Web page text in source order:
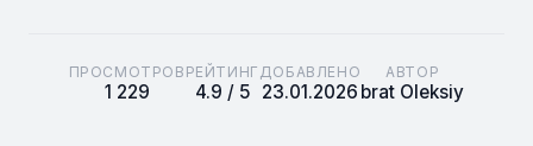
ПРОСМОТРОВ
1 229
РЕЙТИНГ
4.9 / 5
ДОБАВЛЕНО
23.01.2026
АВТОР
brat Oleksiy